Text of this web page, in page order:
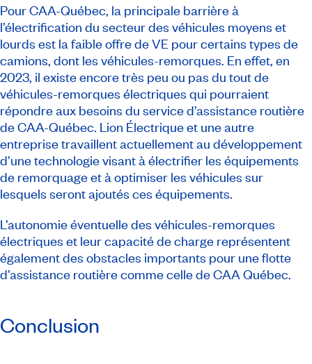
Pour CAA-Québec, la principale barrière à
l’électrification du secteur des véhicules moyens et
lourds est la faible offre de VE pour certains types de
camions, dont les véhicules-remorques. En effet, en
2023, il existe encore très peu ou pas du tout de
véhicules-remorques électriques qui pourraient
répondre aux besoins du service d’assistance routière
de CAA-Québec. Lion Électrique et une autre
entreprise travaillent actuellement au développement
d’une technologie visant à électrifier les équipements
de remorquage et à optimiser les véhicules sur
lesquels seront ajoutés ces équipements.
L’autonomie éventuelle des véhicules-remorques
électriques et leur capacité de charge représentent
également des obstacles importants pour une flotte
d’assistance routière comme celle de CAA Québec.
Conclusion